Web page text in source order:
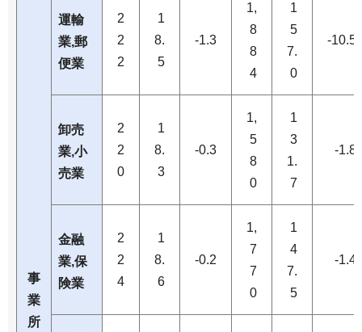
事
業
所
運輸
業,郵
便業
2
2
2
1
8.
5
-1.3
1,
8
8
4
1
5
7.
0
-10.5
卸売
業,小
売業
2
2
0
1
8.
3
-0.3
1,
5
8
0
1
3
1.
7
-1.8
金融
業,保
険業
2
2
4
1
8.
6
-0.2
1,
7
7
0
1
4
7.
5
-1.4